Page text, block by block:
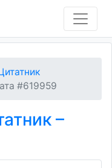
#619959
–